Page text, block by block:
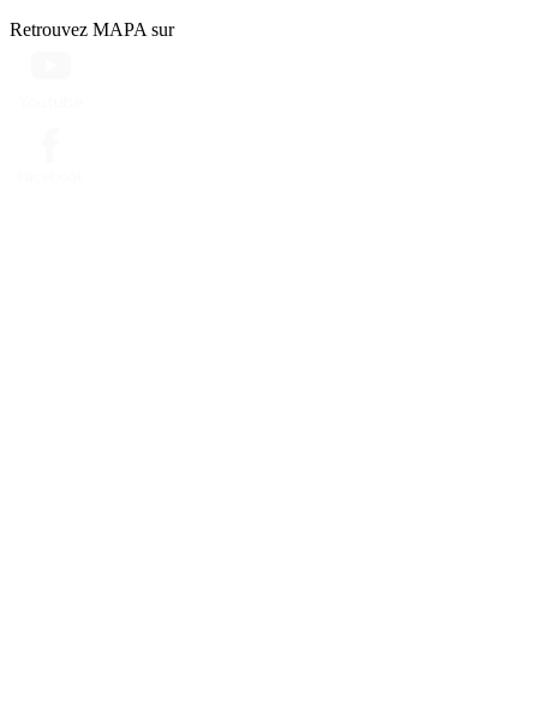
Retrouvez MAPA sur